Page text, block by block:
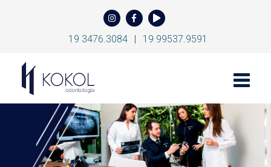
19 3476.3084 | 19 99537.9591
Toggle